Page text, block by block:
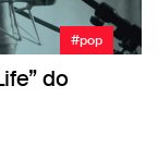
#pop
do